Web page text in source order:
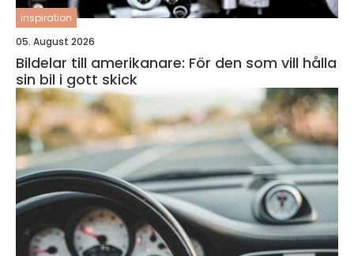
inspiration
05. August 2026
Bildelar till amerikanare: För den som vill hålla
sin bil i gott skick